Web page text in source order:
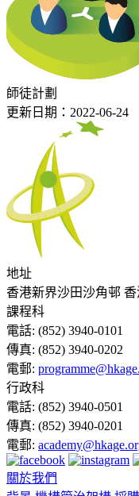
師徒計劃
更新日期：2022-06-24
地址
香港新界沙田沙角邨
課程科
電話: (852) 3940-0101
傳真: (852) 3940-0202
電郵:
行政科
電話: (852) 3940-0501
傳真: (852) 3940-0201
電郵:
關於我們